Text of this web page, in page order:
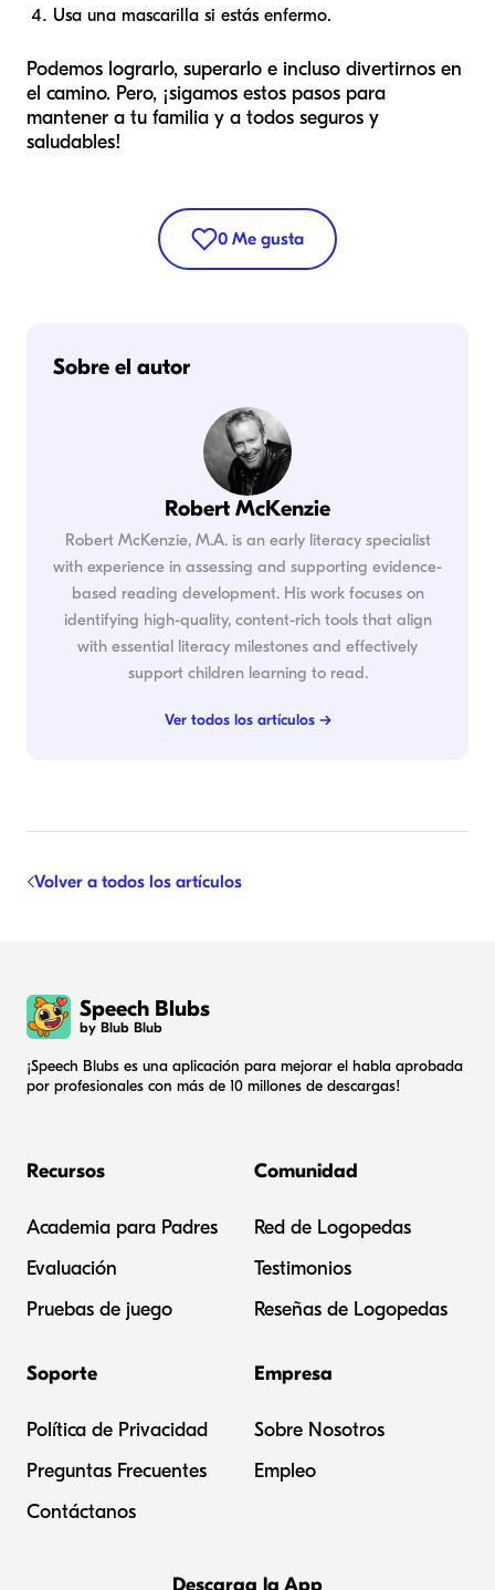
Usa una mascarilla si estás enfermo.
Podemos lograrlo, superarlo e incluso divertirnos en
el camino. Pero, ¡sigamos estos pasos para
mantener a tu familia y a todos seguros y
saludables!
0 Me gusta
Sobre el autor
Robert McKenzie
Robert McKenzie, M.A. is an early literacy specialist
with experience in assessing and supporting evidence-
based reading development. His work focuses on
identifying high-quality, content-rich tools that align
with essential literacy milestones and effectively
support children learning to read.
Ver todos los artículos →
Volver a todos los artículos
Speech Blubs
by Blub Blub
¡Speech Blubs es una aplicación para mejorar el habla aprobada
por profesionales con más de 10 millones de descargas!
Recursos
Academia para Padres
Evaluación
Pruebas de juego
Comunidad
Red de Logopedas
Testimonios
Reseñas de Logopedas
Soporte
Política de Privacidad
Preguntas Frecuentes
Contáctanos
Empresa
Sobre Nosotros
Empleo
Descarga la App